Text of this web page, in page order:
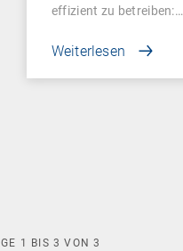
effizient zu betreiben:…
Weiterlesen
1 BIS3 VON3